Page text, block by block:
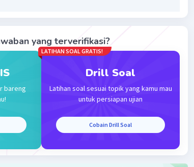
yang terverifikasi?
bareng
LATIHAN SOAL GRATIS!
Drill Soal
Latihan soal sesuai topik yang kamu mau
untuk persiapan ujian
Cobain Drill Soal